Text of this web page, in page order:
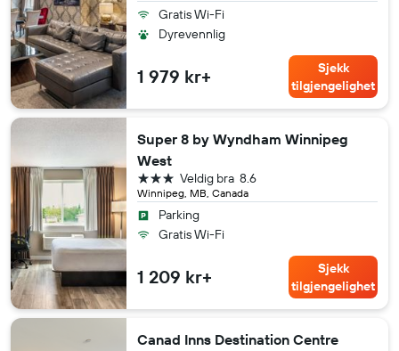
Gratis Wi-Fi
Dyrevennlig
1 979 kr+
Sjekk
tilgjengelighet
Super 8 by Wyndham Winnipeg
West
Winnipeg, MB, Canada
8.6
Veldig bra
3 stjerner
Parking
Gratis Wi-Fi
1 209 kr+
Sjekk
tilgjengelighet
Canad Inns Destination Centre